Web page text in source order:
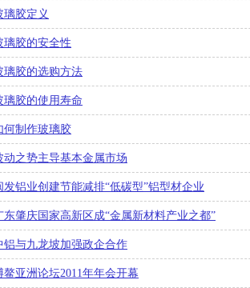
璃胶定义
璃胶的安全性
璃胶的选购方法
璃胶的使用寿命
何制作玻璃胶
动之势主导基本金属市场
发铝业创建节能减排“低碳型”铝型材企业
东肇庆国家高新区成“金属新材料产业之都”
铝与九龙坡加强政企合作
鳌亚洲论坛2011年年会开幕